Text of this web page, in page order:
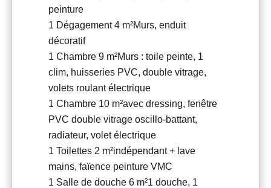
peinture
1 Dégagement4 m²Murs, enduit
décoratif
1 Chambre 9 m²Murs : toile peinte, 1
clim, huisseries PVC, double vitrage,
volets roulant électrique
1 Chambre 10 m²avec dressing, fenêtre
PVC double vitrage oscillo-battant,
radiateur, volet électrique
1 Toilettes 2 m²indépendant + lave
mains, faïence peinture VMC
1 Salle de douche 6 m²1 douche, 1